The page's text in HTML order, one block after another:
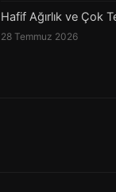
Hafif Ağırlık ve Çok
28 Temmuz 2026